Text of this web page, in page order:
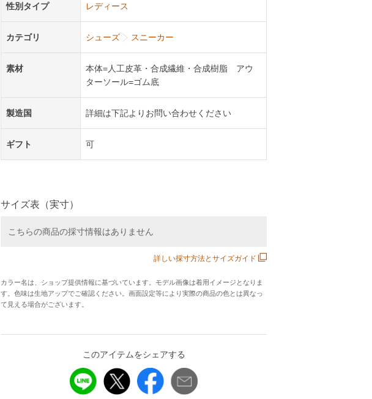
性別タイプ レディース
カテゴリ シューズ スニーカー
素材
本体=人工皮革・合成繊維・合成樹脂 アウ
ターソール=ゴム底
製造国 詳細は下記よりお問い合わせください
ギフト 可
サイズ表（実寸）
こちらの商品の採寸情報はありません
詳しい採寸方法とサイズガイド
カラー名は、ショップ提供情報に基づいています。モデル画像は着用イメージとなりま
す。色味は生地アップでご確認ください。画面設定等により実際の商品の色とは異なっ
て見える場合がございます。
このアイテムをシェアする